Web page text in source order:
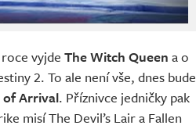
vyjdeThe Witch Queen a o
2. To ale není vše, dnes bude
of Arrival. Příznivce jedničky pak
misí The Devil’s Lair a Fallen